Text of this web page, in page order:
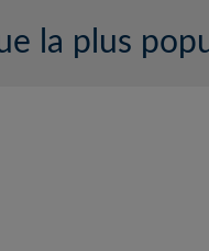
la plus